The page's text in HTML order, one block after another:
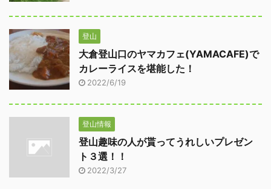
登山
大倉登山口のヤマカフェ(YAMACAFE)で
カレーライスを堪能した！
2022/6/19
登山情報
登山趣味の人が貰ってうれしいプレゼン
ト３選！！
2022/3/27